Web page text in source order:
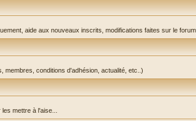
aide aux nouveaux inscrits, modifications faites sur le
membres, conditions d'adhésion, actualité, etc..)
mettre à l'aise...